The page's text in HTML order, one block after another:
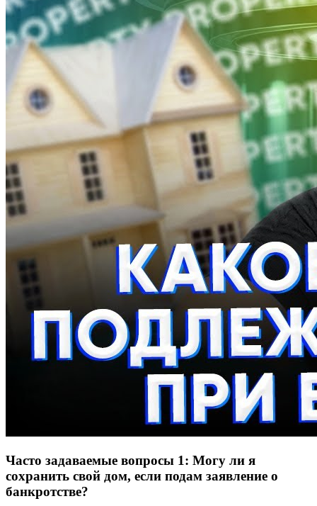
Часто задаваемые вопросы 1: Могу ли я
сохранить свой дом, если подам заявление о
банкротстве?